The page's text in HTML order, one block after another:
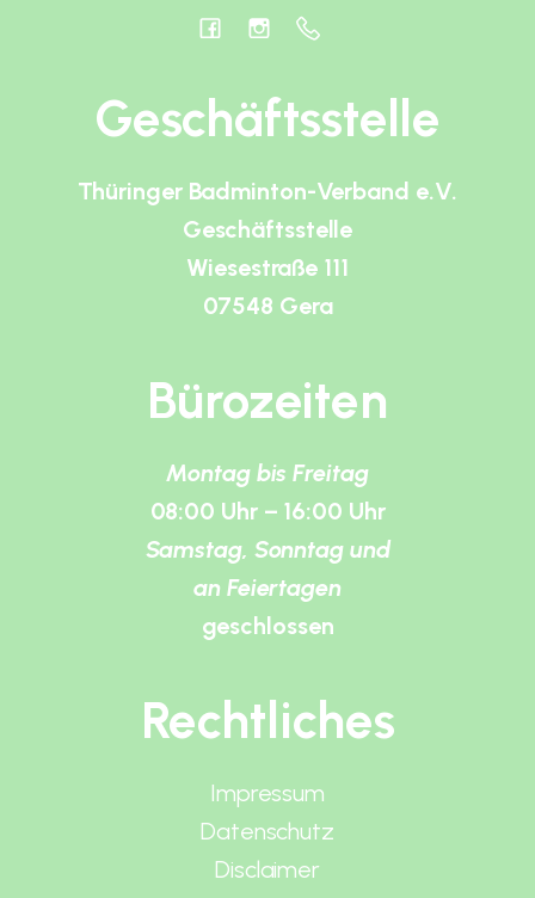
Geschäftsstelle
Thüringer Badminton-Verband e.V.
Geschäftsstelle
Wiesestraße 111
07548 Gera
Bürozeiten
Montag bis Freitag
08:00 Uhr – 16:00 Uhr
Samstag, Sonntag und
an Feiertagen
geschlossen
Rechtliches
Impressum
Datenschutz
Disclaimer